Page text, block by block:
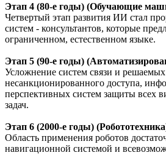
Этап 4 (80-е годы) (Обучающие
Четвертый этап развития ИИ стал
систем - консультантов, которые
ограниченном, естественном языке.
Этап 5 (90-е годы)
Усложнение систем связи и
несанкционированного доступа,
перспективных систем защиты всех
задач.
Этап 6 (2000-е годы)
Область применения роботов
навигационной системой и